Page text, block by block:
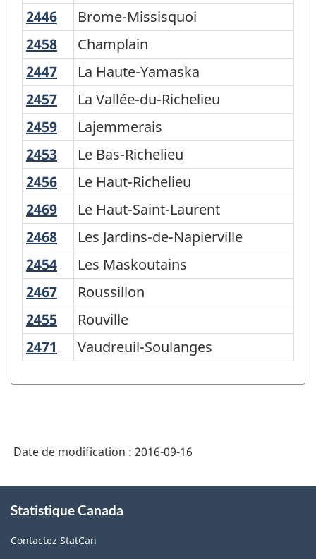
-
CGT
1996
-
Structure
de
la
classification
2446 Brome-Missisquoi
Brome-Missisquoi
2458 Champlain
Champlain
2447 La Haute-Yamaska
La Haute-Yamaska
2457 La Vallée-du-Richelieu
La Vallée-du-Richelieu
2459 Lajemmerais
Lajemmerais
2453 Le Bas-Richelieu
Le Bas-Richelieu
2456 Le Haut-Richelieu
Le Haut-Richelieu
2469 Le Haut-Saint-Laurent
Le Haut-Saint-Laurent
2468 Les Jardins-de-Napierville
Les Jardins-de-Napierville
2454 Les Maskoutains
Les Maskoutains
2467 Roussillon
Roussillon
2455 Rouville
Rouville
2471
Vaudreuil-Soulanges
Vaudreuil-Soulanges
Date de modification : 2016-09-16
propos
ce
Statistique Canada
Contactez StatCan